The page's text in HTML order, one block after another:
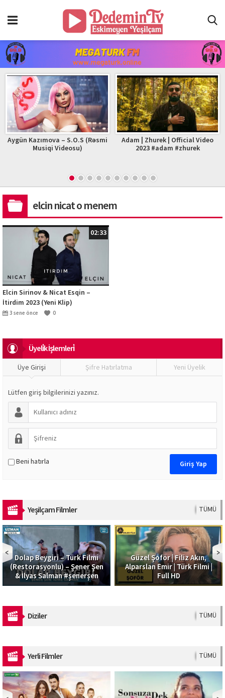
Aygün Kazımova – S.O.S (Rəsmi
Musiqi Videosu)
Adam | Zhurek | Official Video
2023 #adam #zhurek
elcin nicat o menem
02:33
Elcin Sirinov & Nicat Esqin –
İtirdim 2023 (Yeni Klip)
3 sene önce 0
Üyeli̇k İşlemleri̇
Üye Girişi Şifre Hatırlatma Yeni Üyelik
Lütfen giriş bilgilerinizi yazınız.
Beni hatırla
Yeşilçam Filmler TÜMÜ
Dolap Beygiri – Türk Filmi
(Restorasyonlu) – Şener Şen
& İlyas Salman #şenerşen
Güzel Şoför | Filiz Akın,
Alparslan Emir | Türk Filmi |
Full HD
Diziler TÜMÜ
Yerli Filmler TÜMÜ